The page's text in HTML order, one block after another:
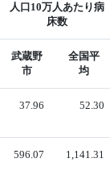
人口10万人あたり病
床数
武蔵野
市
全国平
均
37.96 52.30
596.07 1,141.31